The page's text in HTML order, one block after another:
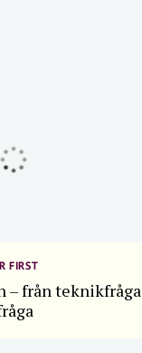
FIRST
– från teknikfråga